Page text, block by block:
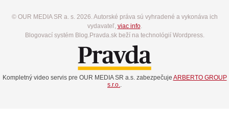
© OUR MEDIA SR a. s. 2026. Autorské práva sú vyhradené a vykonáva ich
vydavateľ, viac info.
Blogovací systém Blog.Pravda.sk beží na technológií Wordpress.
Kompletný video servis pre OUR MEDIA SR a.s. zabezpečuje ARBERTO GROUP
s.r.o..